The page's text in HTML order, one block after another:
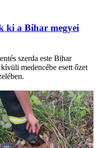
ki a Bihar megyei
szerda este Bihar
medencébe esett őzet